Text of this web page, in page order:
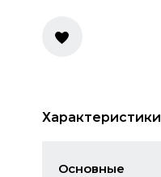
Характеристики
Основные